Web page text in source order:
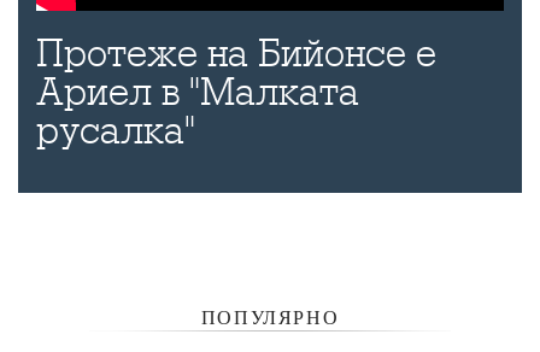
Протеже на Бийонсе е
Ариел в "Малката
русалка"
ПОПУЛЯРНО